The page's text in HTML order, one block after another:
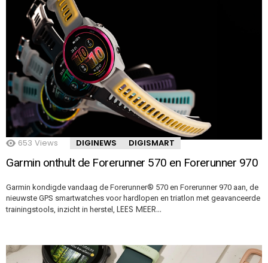
653 Views DIGINEWS DIGISMART
Garmin onthult de Forerunner 570 en Forerunner 970
Garmin kondigde vandaag de Forerunner® 570 en Forerunner 970 aan, de
nieuwste GPS smartwatches voor hardlopen en triatlon met geavanceerde
trainingstools, inzicht in herstel, LEES MEER…